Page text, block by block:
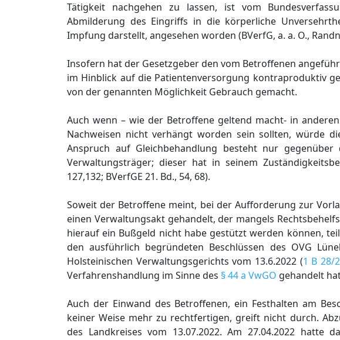
Tätigkeit nachgehen zu lassen, ist vom
Abmilderung des Eingriffs in die körperliche
Impfung darstellt, angesehen worden (BVerfG, a. a. O.,
Insofern hat der Gesetzgeber den vom Betroffenen
im Hinblick auf die Patientenversorgung kontraproduktiv
von der genannten Möglichkeit Gebrauch gemacht.
Auch wenn – wie der Betroffene geltend macht- in
Nachweisen nicht verhängt worden sein sollten, würde
Anspruch auf Gleichbehandlung besteht nur
Verwaltungsträger; dieser hat in seinem
127,132; BVerfGE 21. Bd., 54, 68).
Soweit der Betroffene meint, bei der Aufforderung zur
einen Verwaltungsakt gehandelt, der mangels
hierauf ein Bußgeld nicht habe gestützt werden können,
den ausführlich begründeten Beschlüssen des OVG
Holsteinischen Verwaltungsgerichts vom 13.6.2022 (1 B 28/
Verfahrenshandlung im Sinne des § 44 a VwGO gehandelt
Auch der Einwand des Betroffenen, ein Festhalten am
keiner Weise mehr zu rechtfertigen, greift nicht durch.
des Landkreises vom 13.07.2022. Am 27.04.2022 hatte